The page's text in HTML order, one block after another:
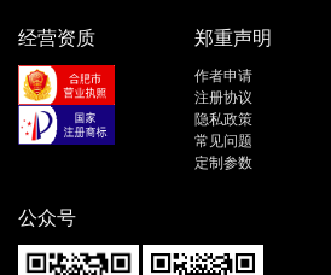
经营资质 郑重声明
作者申请
注册协议
隐私政策
常见问题
定制参数
公众号